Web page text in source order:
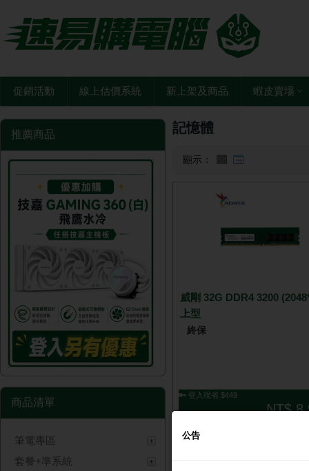
促銷活動 線上估價系統 新上架及商品 蝦皮賣場
推薦商品
商品清單
筆電專區
套餐+準系統
記憶體
顯示：
威剛 32G DDR4 3200
上型
終保
🔑 登入現省 $449
NT$
公告